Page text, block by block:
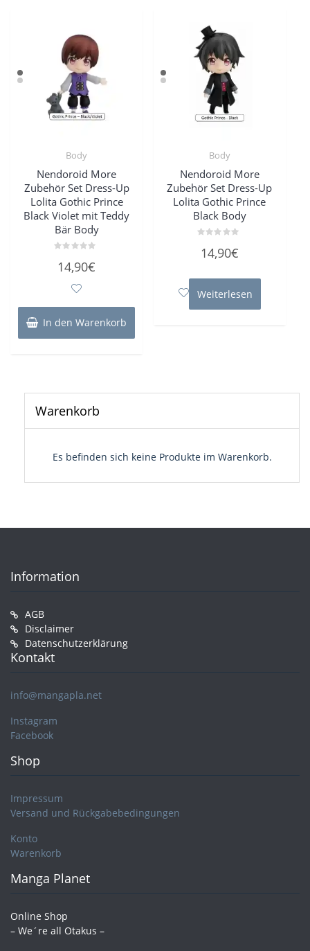
Body
Nendoroid More
Zubehör Set Dress-Up
Lolita Gothic Prince
Black Violet mit Teddy
Bär Body
mit
14,90€
In den Warenkorb
Body
Nendoroid More
Zubehör Set Dress-Up
Lolita Gothic Prince
Black Body
mit
5
14,90€
Weiterlesen
Warenkorb
Es befinden sich keine Produkte im Warenkorb.
Information
AGB
Disclaimer
Datenschutzerklärung
Kontakt
info@mangapla.net
Instagram
Facebook
Shop
Impressum
Versand und Rückgabebedingungen
Konto
Warenkorb
Manga Planet
Online Shop
– We´re all Otakus –